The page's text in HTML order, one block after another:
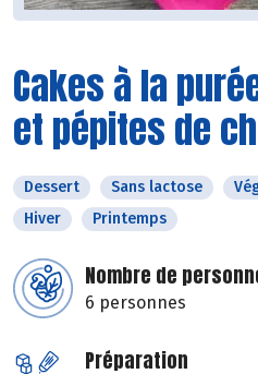
Cakes à la
et pépites de
Dessert Sans lactose
Hiver
Printemps
Nombre de
6 personnes
Préparation